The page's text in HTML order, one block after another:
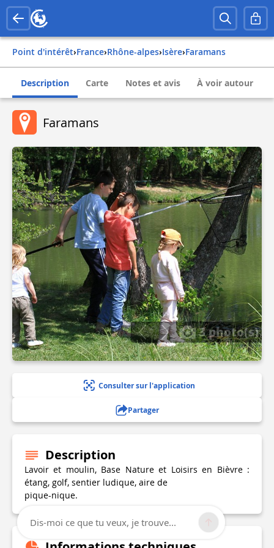
Point d'intérêt› france› rhône-alpes› isère› faramans
Description Carte Notes et avis À voir autour
Faramans
3 photo(s)
Consulter sur l'application
Partager
Description
Lavoir et moulin, Base Nature et Loisirs en Bièvre :
étang, golf, sentier ludique, aire de
pique-nique.
Dis-moi ce que tu veux, je trouve...